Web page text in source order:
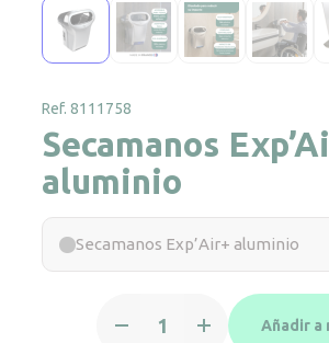
Ref. 8111758
Secamanos
aluminio
Secamanos Exp’Air+ aluminio
Exp'Air+
Añadir a